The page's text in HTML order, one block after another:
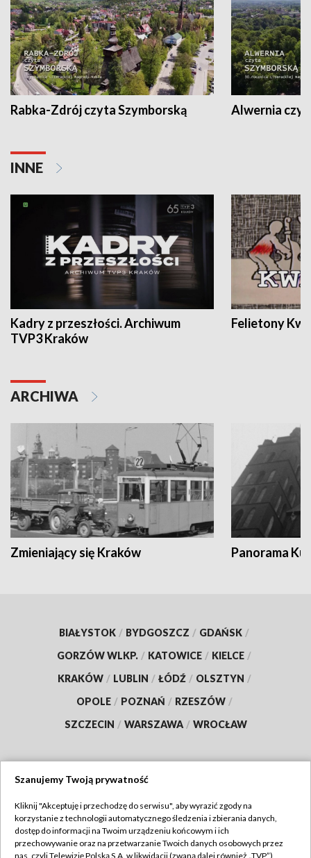
Rabka-Zdrój czyta Szymborską Alwernia
INNE
Kadry z przeszłości. Archiwum
TVP3 Kraków
Felietony
ARCHIWA
Zmieniający się Kraków Panorama
BIAŁYSTOK / BYDGOSZCZ / GDAŃSK /
GORZÓW WLKP. / KATOWICE / KIELCE /
KRAKÓW / LUBLIN / ŁÓDŹ / OLSZTYN /
OPOLE / POZNAŃ / RZESZÓW /
SZCZECIN / WARSZAWA / WROCŁAW
TVP
Abonament TVP
Regulamin TVP
Szanujemy Twoją prywatność
Kliknij "Akceptuję i przechodzę do serwisu", aby wyrazić zgody na
korzystanie z technologii automatycznego śledzenia i zbierania danych,
dostęp do informacji na Twoim urządzeniu końcowym i ich
przechowywanie oraz na przetwarzanie Twoich danych osobowych przez
nas, czyli Telewizję Polską S.A. w likwidacji (zwaną dalej również „TVP”),